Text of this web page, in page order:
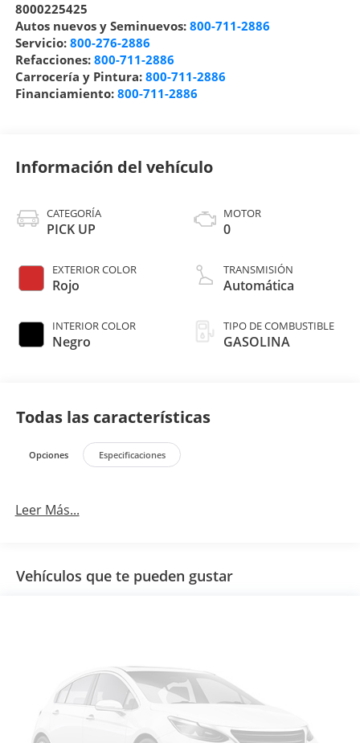
8000225425
Autos nuevos y Seminuevos: 800-711-2886
Servicio: 800-276-2886
Refacciones: 800-711-2886
Carrocería y Pintura: 800-711-2886
Financiamiento: 800-711-2886
Información del vehículo
CATEGORÍA
PICK UP
EXTERIOR COLOR
Rojo
INTERIOR COLOR
Negro
MOTOR
0
TRANSMISIÓN
Automática
TIPO DE COMBUSTIBLE
GASOLINA
Todas las características
Opciones Especificaciones
Leer Más...
Vehículos que te pueden gustar